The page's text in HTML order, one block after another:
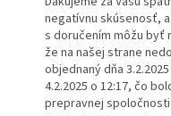
negatívnu skúsenosť,
s doručením môžu byť
že na našej strane
objednaný dňa
4.2.2025 o 12:17, čo
prepravnej